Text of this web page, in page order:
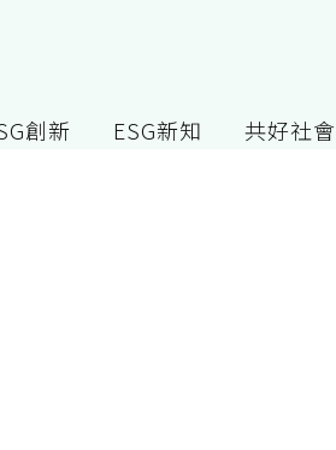
創新 ESG新知 共好社會